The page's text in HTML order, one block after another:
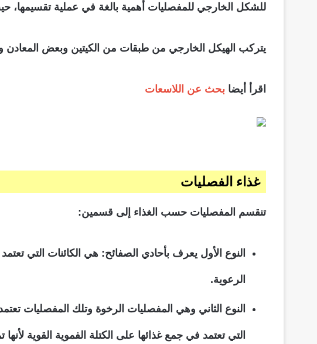
للشكل الخارجي للمفصليات أهمية بالغة في عملية
يتركب الهيكل الخارجي من طبقات من الكيتين وبعض المعادن
اقرأ أيضا بحث عن اللاسعات
غذاء الفصليات
تنقسم المفصليات حسب الغذاء إلى قسمين:
النوع الأول يعرف بأحادي الصفائح: هي الكائنات التي
الرعوية.
النوع الثاني وهي المفصليات الرخوة وتلك المفصليات
التي تعتمد في جمع غذائها على الكتلة الفموية القوية